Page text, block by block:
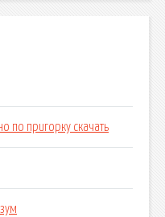
по пригорку скачать